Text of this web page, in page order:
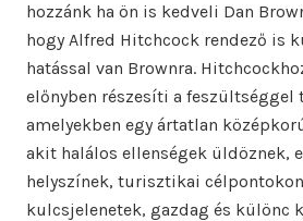
hozzánk ha ön is kedveli Dan
hogy Alfred Hitchcock rendező is
hatással van Brownra.
előnyben részesíti a feszültséggel
amelyekben egy ártatlan
akit halálos ellenségek üldöznek,
helyszínek, turisztikai
kulcsjelenetek, gazdag és különc